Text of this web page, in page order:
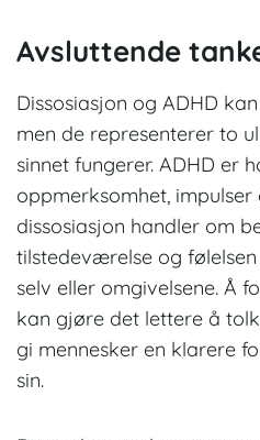
Avsluttende
Dissosiasjon og ADHD
men de representerer to
sinnet fungerer. ADHD er
oppmerksomhet,
dissosiasjon handler om
tilstedeværelse og
selv eller omgivelsene. Å
kan gjøre det lettere å
gi mennesker en klarere
sin.